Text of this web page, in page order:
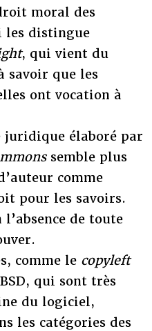
moral des
les distingue
, qui vient du
savoir que les
ont vocation à
juridique élaboré par
semble plus
comme
pour les savoirs.
l’absence de toute
comme le copyleft
qui sont très
du logiciel,
les catégories des